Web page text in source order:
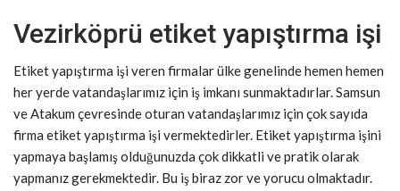
Vezirköprü etiket yapıştırma işi
Etiket yapıştırma işi veren firmalar ülke genelinde hemen hemen
her yerde vatandaşlarımız için iş imkanı sunmaktadırlar. Samsun
ve Atakum çevresinde oturan vatandaşlarımız için çok sayıda
firma etiket yapıştırma işi vermektedirler. Etiket yapıştırma işini
yapmaya başlamış olduğunuzda çok dikkatli ve pratik olarak
yapmanız gerekmektedir. Bu iş biraz zor ve yorucu olmaktadır.